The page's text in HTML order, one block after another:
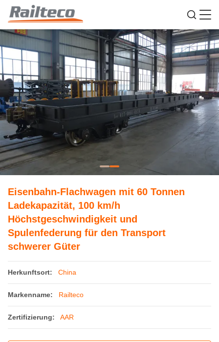
Eisenbahn-Flachwagen mit 60 Tonnen
Ladekapazität, 100 km/h
Höchstgeschwindigkeit und
Spulenfederung für den Transport
schwerer Güter
Herkunftsort: China
Markenname: Railteco
Zertifizierung: AAR